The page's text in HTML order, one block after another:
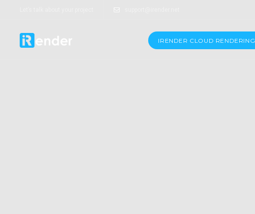
IRENDER CLOUD RENDERING